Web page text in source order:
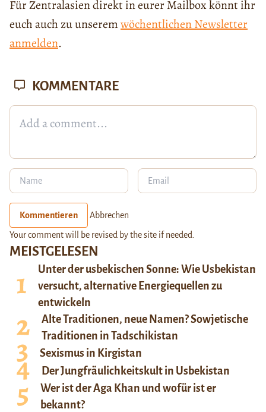
Für Zentralasien direkt in eurer Mailbox könnt ihr
euch auch zu unseremwöchentlichen Newsletter
anmelden.
MEISTGELESEN
Unter der usbekischen Sonne: Wie Usbekistan
versucht, alternative Energiequellen zu
entwickeln
Alte Traditionen, neue Namen? Sowjetische
Traditionen in Tadschikistan
Sexismus in Kirgistan
Der Jungfräulichkeitskult in Usbekistan
Wer ist der Aga Khan und wofür ist er
bekannt?
KOMMENTARE
Kommentieren Abbrechen
Your comment will be revised by the site if needed.